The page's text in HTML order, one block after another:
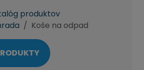
produktov
Koše na odpad